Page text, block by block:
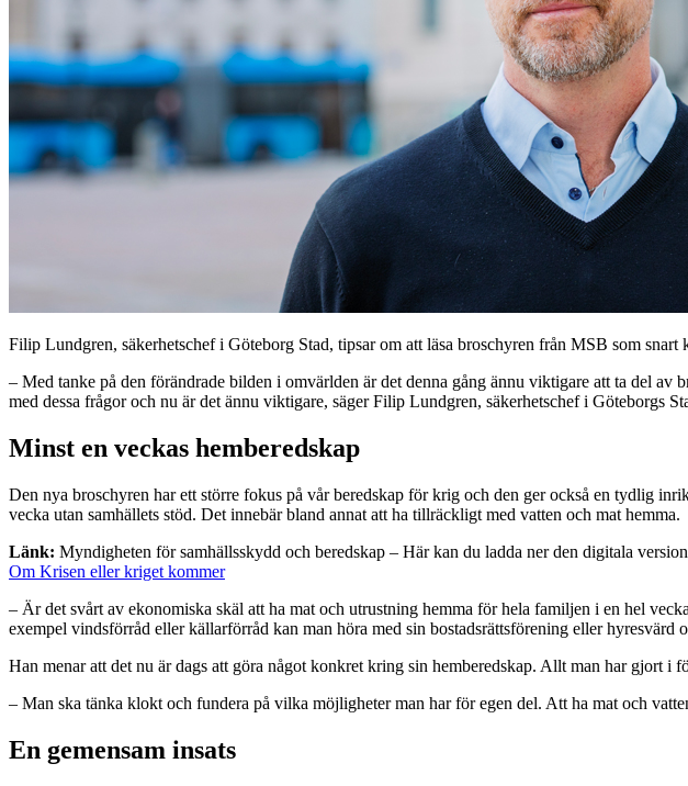
Filip Lundgren, säkerhetschef i Göteborg Stad, tipsar om att läsa broschyren från MSB som snart
– Med tanke på den förändrade bilden i omvärlden är det denna gång ännu viktigare att ta del
med dessa frågor och nu är det ännu viktigare, säger Filip Lundgren, säkerhetschef i Göteborgs
Minst en veckas hemberedskap
Den nya broschyren har ett större fokus på vår beredskap för krig och den ger också en tydlig
vecka utan samhällets stöd. Det innebär bland annat att ha tillräckligt med vatten och mat hemma.
Länk: Myndigheten för samhällsskydd och beredskap – Här kan du ladda ner den digitala
Om Krisen eller kriget kommer
– Är det svårt av ekonomiska skäl att ha mat och utrustning hemma för hela familjen i en hel
exempel vindsförråd eller källarförråd kan man höra med sin bostadsrättsförening eller hyresvärd
Han menar att det nu är dags att göra något konkret kring sin hemberedskap. Allt man har gjort i
– Man ska tänka klokt och fundera på vilka möjligheter man har för egen del. Att ha mat och
En gemensam insats